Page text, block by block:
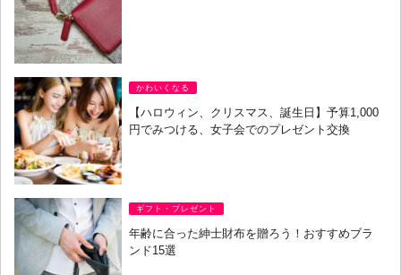
かわいくなる
【ハロウィン、クリスマス、誕生日】予算1,000
円でみつける、女子会でのプレゼント交換
ギフト・プレゼント
年齢に合った紳士財布を贈ろう！おすすめブラ
ンド15選